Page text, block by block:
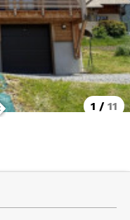
VTT
1 / 11